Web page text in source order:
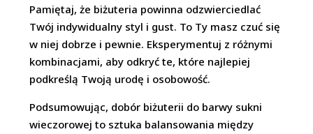
Pamiętaj, że biżuteria powinna odzwierciedlać
Twój indywidualny styl i gust. To Ty masz czuć się
w niej dobrze i pewnie. Eksperymentuj z różnymi
kombinacjami, aby odkryć te, które najlepiej
podkreślą Twoją urodę i osobowość.
Podsumowując, dobór biżuterii do barwy sukni
wieczorowej to sztuka balansowania między